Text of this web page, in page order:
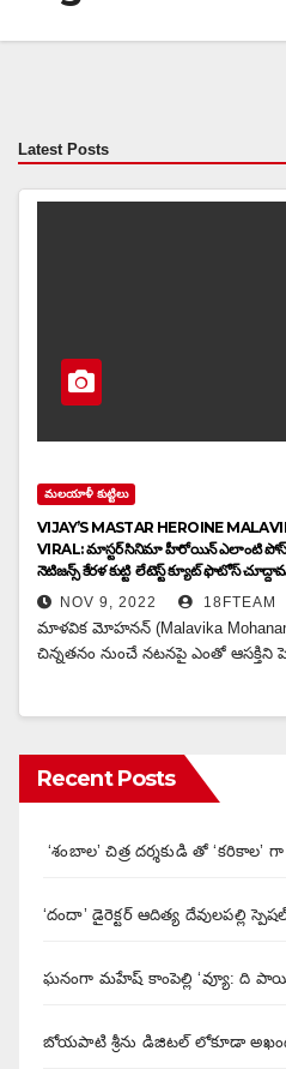
Latest Posts
మలయాళీ కుట్టిలు
VIJAY’S MASTAR HEROINE
VIRAL: మాస్టర్ సినిమా హీరోయిన్ ఎలాంటి పోస్
నెటిజన్స్ కేరళ కుట్టి లేటెస్ట్ క్యూట్ ఫొటోస్
NOV 9, 2022 18FTEAM
మాళవిక మోహనన్ (Malavika
చిన్నతనం నుంచే నటనపై ఎంతో ఆసక్తిని
Recent Posts
‘శంబాల’ చిత్ర దర్శకుడి తో ‘కరికాల’
‘దందా’ డైరెక్ట‌ర్ ఆదిత్య దేవులపల్లి
ఘనంగా మహేష్ కాంపెల్లి ‘వ్యూ: ది
బోయపాటి శ్రీను డిజిటల్‌ లోకూడా అఖండ